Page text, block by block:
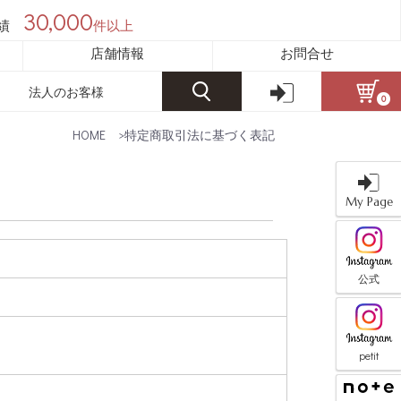
30,000件以上
店舗情報
お問合せ
法人のお客様 0
HOME >特定商取引法に基づく表記
My Page
公式
petit